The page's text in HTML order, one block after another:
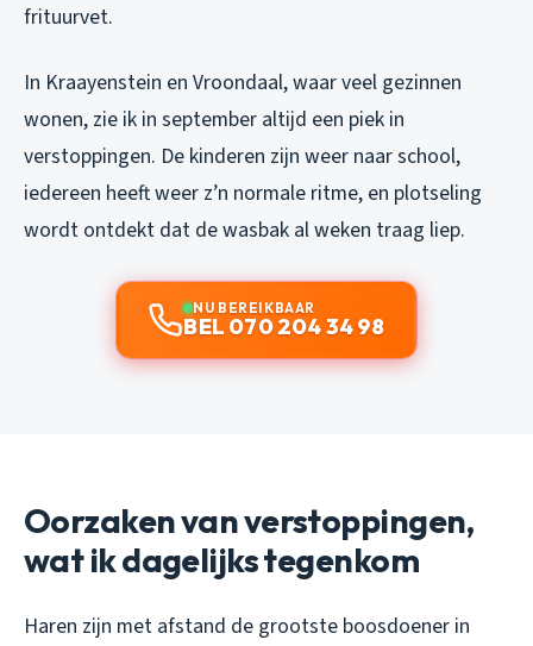
frituurvet.
In Kraayenstein en Vroondaal, waar veel gezinnen
wonen, zie ik in september altijd een piek in
verstoppingen. De kinderen zijn weer naar school,
iedereen heeft weer z’n normale ritme, en plotseling
wordt ontdekt dat de wasbak al weken traag liep.
NU BEREIKBAAR
BEL 070 204 34 98
Oorzaken van verstoppingen,
wat ik dagelijks tegenkom
Haren zijn met afstand de grootste boosdoener in